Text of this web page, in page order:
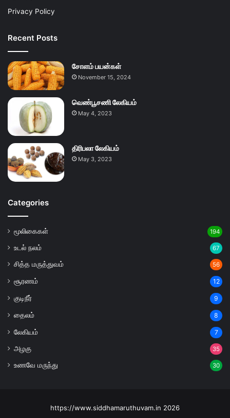
Privacy Policy
Recent Posts
சோளம் பயன்கள்
November 15, 2024
வெண்பூசணி லேகியம்
May 4, 2023
திரிபலா லேகியம்
May 3, 2023
Categories
மூலிகைகள் 194
உடல் நலம் 67
சித்த மருத்துவம் 56
சூரணம் 12
குடிநீர் 9
தைலம் 8
லேகியம் 7
அழகு 35
உணவே மருந்து 30
https://www.siddhamaruthuvam.in 2026